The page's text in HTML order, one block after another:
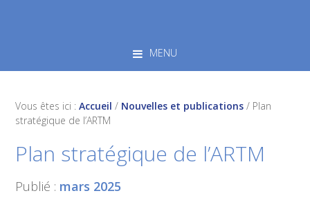
MENU
Vous êtes ici :Accueil / Nouvelles et publications / Plan
stratégique de l’ARTM
Plan stratégique de l’ARTM
Publié : mars 2025